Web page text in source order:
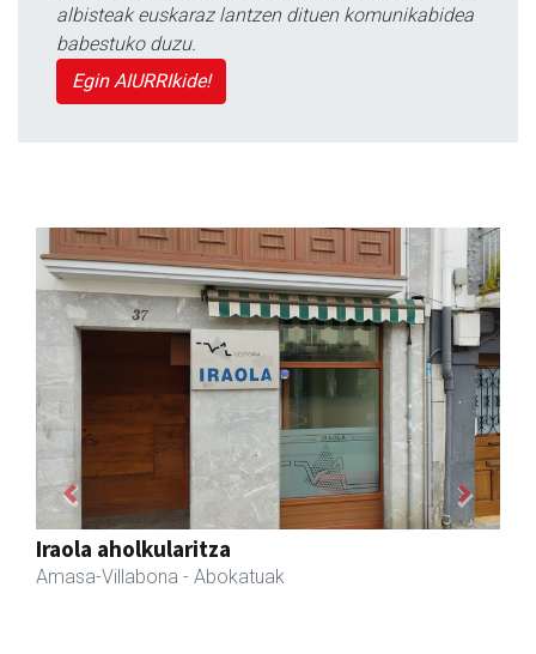
albisteak euskaraz lantzen dituen komunikabidea
babestuko duzu.
Egin AIURRIkide!
Zubimusu Ikastola
Amasa-Villabona - Hezkuntza
Previous Next